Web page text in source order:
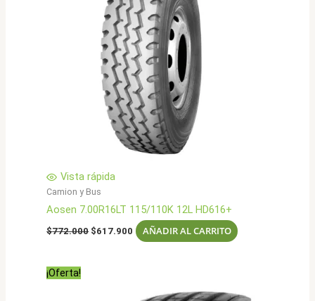
Vista rápida
Camion y Bus
Aosen 7.00R16LT 115/110K 12L HD616+
$772.000 El
$617.900 El
precio
AÑADIR AL CARRITO
¡Oferta!